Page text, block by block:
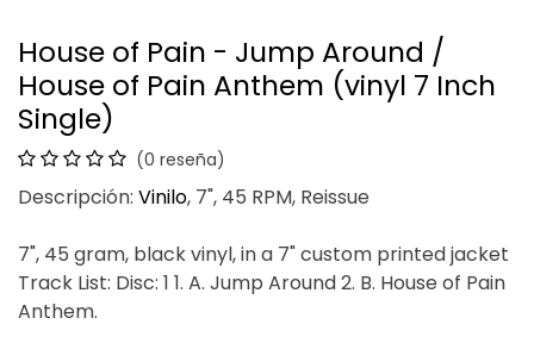
House of Pain - Jump Around /
House of Pain Anthem (vinyl 7 Inch
Single)
(0 reseña)
Descripción: Vinilo, 7", 45 RPM, Reissue
7", 45 gram, black vinyl, in a 7" custom printed jacket
Track List: Disc: 1 1. A. Jump Around 2. B. House of Pain
Anthem.